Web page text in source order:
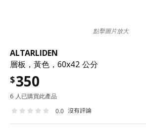
ALTARLIDEN
層板，黃色，60x42 公分
$350
6 人已購買此產品
0.0 沒有評論
點擊圖片放大